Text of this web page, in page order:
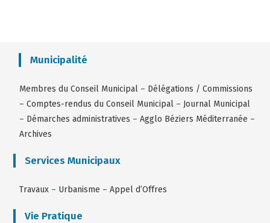
Municipalité
Membres du Conseil Municipal – Délégations / Commissions
–Comptes-rendus du Conseil Municipal – Journal Municipal
– Démarches administratives –Agglo Béziers Méditerranée –
Archives
Services Municipaux
Travaux – Urbanisme –Appel d’Offres
Vie Pratique